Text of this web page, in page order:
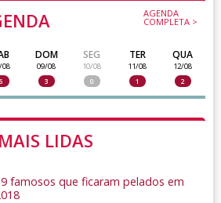
AGENDA
COMPLETA >
08
6
DOM
09/08
3
SEG
10/08
0
TER
11/08
1
QUA
12/08
2
MAIS LIDAS
famosos que ficaram pelados em